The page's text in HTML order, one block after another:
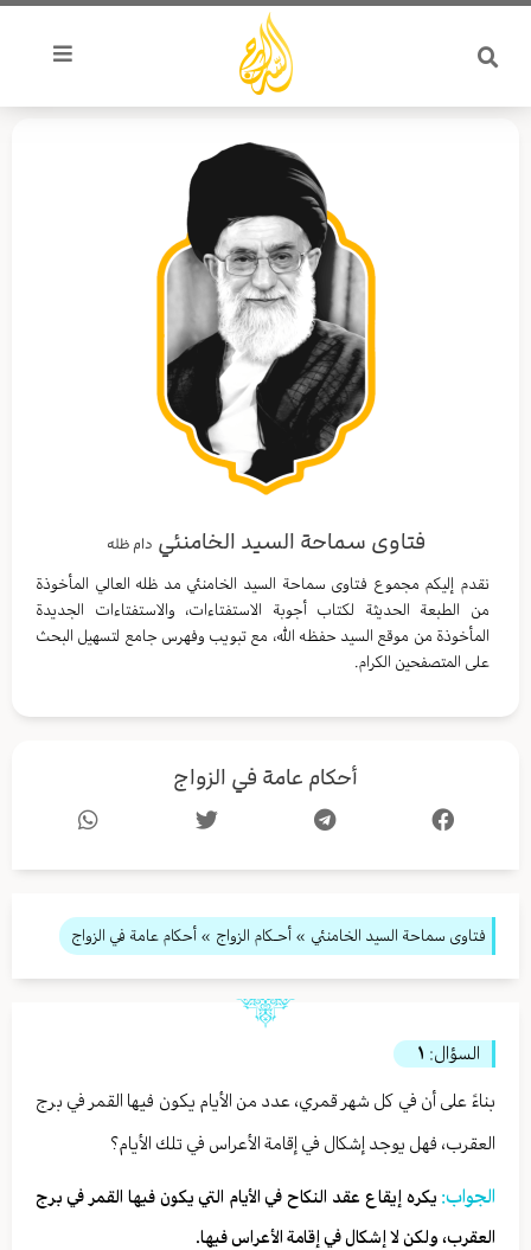
تخطي
المحتوى
فتاوى سماحة السيد الخامنئي دام ظله
نقدم إليكم مجموع فتاوى سماحة السيد الخامنئي مد ظله العالي المأخوذة
من الطبعة الحديثة لكتاب أجوبة الاستفتاءات، والاستفتاءات الجديدة
المأخوذة من موقع السيد حفظه الله، مع تبويب وفهرس جامع لتسهيل البحث
على المتصفحين الكرام.
أحكام عامة في الزواج
فتاوى سماحة السيد الخامنئي » أحـكام الزواج » أحكام عامة في الزواج
السؤال: ١
بناءً على أن في كل شهر قمري، عدد من الأيام يكون فيها القمر في برج
العقرب، فهل يوجد إشكال في إقامة الأعراس في تلك الأيام؟
الجواب: يكره إيقاع عقد النكاح في الأيام التي يكون فيها القمر في برج
العقرب، ولكن لا إشكال في إقامة الأعراس فيها.